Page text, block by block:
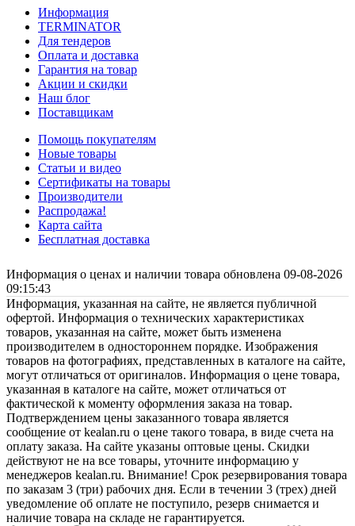
Информация
TERMINATOR
Для тендеров
Оплата и доставка
Гарантия на товар
Акции и скидки
Наш блог
Поставщикам
Помощь покупателям
Новые товары
Статьи и видео
Сертификаты на товары
Производители
Распродажа!
Карта сайта
Бесплатная доставка
Информация о ценах и наличии товара обновлена 09-08-2026
09:15:43
Информация, указанная на сайте, не является публичной
офертой. Информация о технических характеристиках
товаров, указанная на сайте, может быть изменена
производителем в одностороннем порядке. Изображения
товаров на фотографиях, представленных в каталоге на сайте,
могут отличаться от оригиналов. Информация о цене товара,
указанная в каталоге на сайте, может отличаться от
фактической к моменту оформления заказа на товар.
Подтверждением цены заказанного товара является
сообщение от kealan.ru о цене такого товара, в виде счета на
оплату заказа. На сайте указаны оптовые цены. Скидки
действуют не на все товары, уточните информацию у
менеджеров kealan.ru. Внимание! Срок резервирования товара
по заказам 3 (три) рабочих дня. Если в течении 3 (трех) дней
уведомление об оплате не поступило, резерв снимается и
наличие товара на складе не гарантируется.